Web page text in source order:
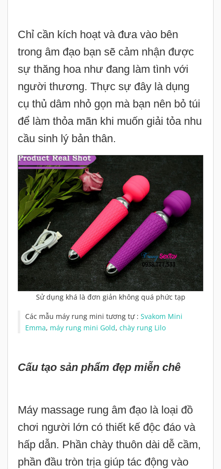
Chỉ cần kích hoạt và đưa vào bên
trong âm đạo bạn sẽ cảm nhận được
sự thăng hoa như đang làm tình với
người thương. Thực sự đây là dụng
cụ thủ dâm nhỏ gọn mà bạn nên bỏ túi
để làm thỏa mãn khi muốn giải tỏa nhu
cầu sinh lý bản thân.
Sử dụng khá là đơn giản không quá phức tạp
Các mẫu máy rung mini tương tự : Svakom Mini
Emma, máy rung mini Gold, chày rung Lilo
Cấu tạo sản phẩm đẹp miễn chê
Máy massage rung âm đạo là loại đồ
chơi người lớn có thiết kế độc đáo và
hấp dẫn. Phần chày thuôn dài dễ cầm,
phần đầu tròn trịa giúp tác động vào